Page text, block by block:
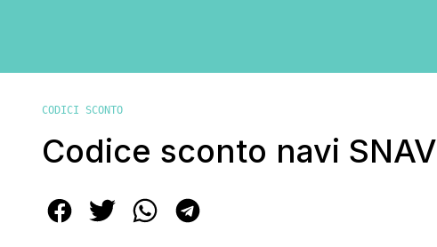
CODICI SCONTO
Codice sconto navi SNAV